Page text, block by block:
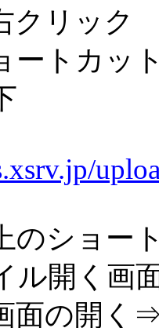
リック
トカット
のショー
ル開く画
面の開く